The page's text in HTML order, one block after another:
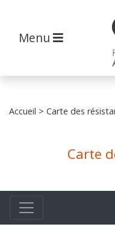
Menu
Accueil > Carte des
Carte